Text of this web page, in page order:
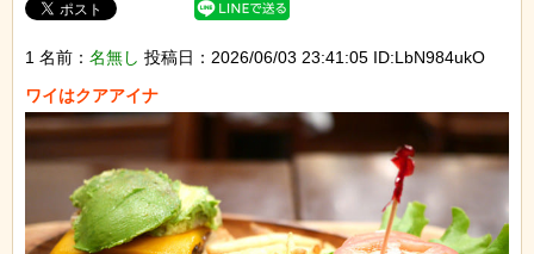
1 名前： 名無し 投稿日：2026/06/03 23:41:05 ID:LbN984ukO